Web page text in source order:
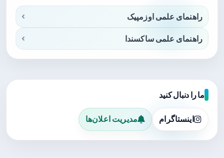
راهنمای علمی اوزمپیک
راهنمای علمی ساکسندا
ما را دنبال کنید
اینستاگرام مدیریت اعلان‌ها